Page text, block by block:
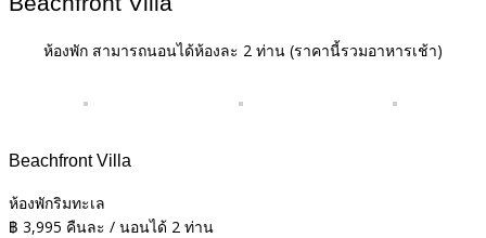
ห้องพัก สามารถนอนได้ห้องละ 2 ท่าน (ราคานี้รวมอาหารเช้า)
Beachfront Villa
ห้องพักริมทะเล
฿ 3,995 คืนละ / นอนได้ 2 ท่าน